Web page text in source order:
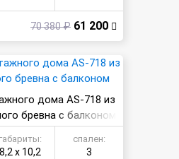
70 380 ₽ 61 200
дома AS-718 из
бревна с балконом
габариты:
8,2 х 10,2
спален:
3